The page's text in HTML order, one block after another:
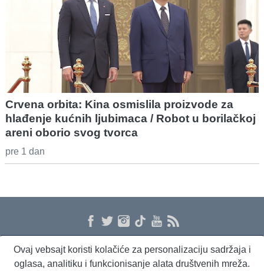
Crvena orbita: Kina osmislila proizvode za
hlađenje kućnih ljubimaca / Robot u borilačkoj
areni oborio svog tvorca
pre 1 dan
O nama Proizvodi i usluge Politika privatnosti Kontakt RSS
Ovaj vebsajt koristi kolačiće za personalizaciju sadržaja i
oglasa, analitiku i funkcionisanje alata društvenih mreža.